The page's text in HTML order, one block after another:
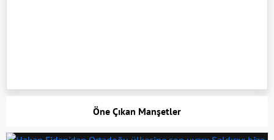
Öne Çıkan Manşetler